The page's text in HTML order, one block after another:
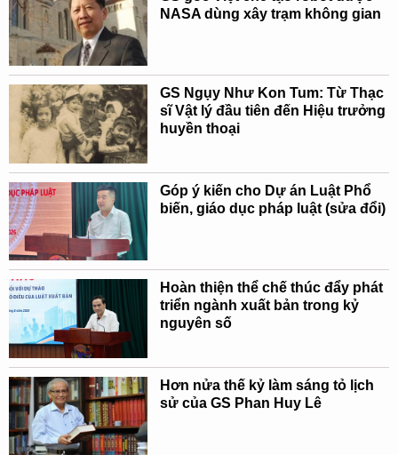
NASA dùng xây trạm không gian
GS Ngụy Như Kon Tum: Từ Thạc
sĩ Vật lý đầu tiên đến Hiệu trưởng
huyền thoại
Góp ý kiến cho Dự án Luật Phổ
biến, giáo dục pháp luật (sửa đổi)
Hoàn thiện thể chế thúc đẩy phát
triển ngành xuất bản trong kỷ
nguyên số
Hơn nửa thế kỷ làm sáng tỏ lịch
sử của GS Phan Huy Lê